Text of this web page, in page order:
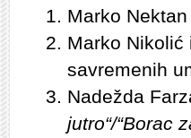
Marko Nektan
Marko Nikolić
savremenih
Nadežda
jutro“/“Borac